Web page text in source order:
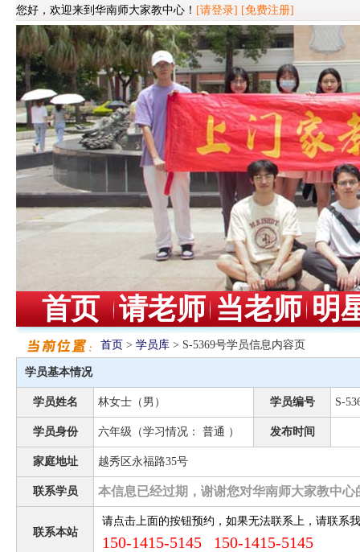
您好，欢迎来到华南师大家教中心！ [请登录] [免费注册]
首页 请老师 当老师 明
首页 > 学员库 > S-5369号学员信息内容页
学员基本情况
学员姓名 林女士（男） 学员编号 S-
学员身份 六年级（学习情况： 普通 ） 发布时间
家庭地址 越秀区永福路35号
联系学员 本信息已经过期，谢谢您对华南师大家教中心
联系本站
请点击上面的按钮预约，如果无法联系上，请联系
150-1415-5145 150-1415-5145